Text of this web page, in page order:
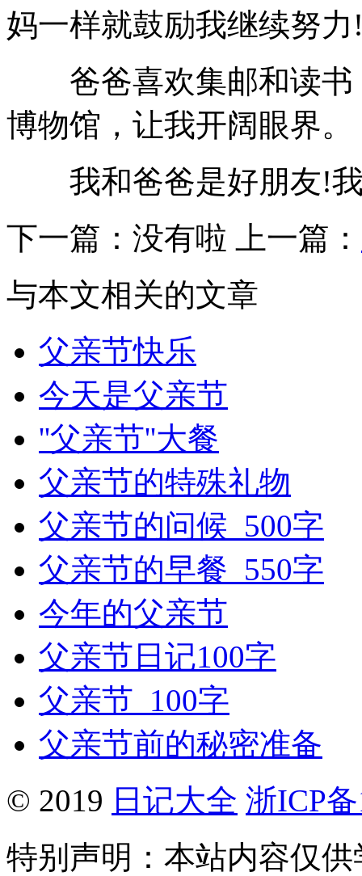
妈一样就鼓励我继续努力
爸爸喜欢集邮和读书
博物馆，让我开阔眼界。
我和爸爸是好朋友!我
下一篇： 没有啦 上一篇：
与本文相关的文章
父亲节快乐
今天是父亲节
''父亲节''大餐
父亲节的特殊礼物
父亲节的问候_500字
父亲节的早餐_550字
今年的父亲节
父亲节日记100字
父亲节_100字
父亲节前的秘密准备
© 2019 日记大全 浙ICP
特别声明：本站内容仅